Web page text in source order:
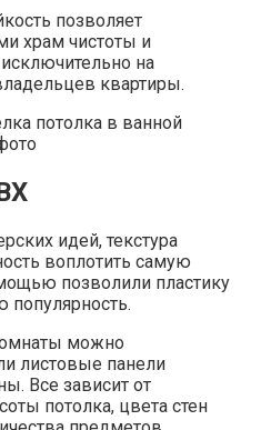
позволяет
храм чистоты и
на
квартиры.
идей, текстура
воплотить самую
позволили пластику
можно
листовые панели
Все зависит от
потолка, цвета стен